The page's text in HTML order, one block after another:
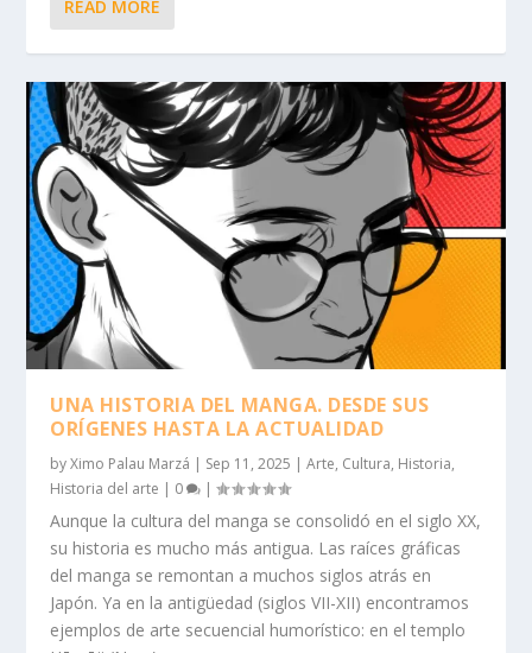
READ MORE
UNA HISTORIA DEL MANGA. DESDE SUS
ORÍGENES HASTA LA ACTUALIDAD
byXimo Palau Marzá | Sep 11, 2025 |Arte, Cultura, Historia,
Historia del arte | 0 |
Aunque la cultura del manga se consolidó en el siglo XX,
su historia es mucho más antigua. Las raíces gráficas
del manga se remontan a muchos siglos atrás en
Japón. Ya en la antigüedad (siglos VII-XII) encontramos
ejemplos de arte secuencial humorístico: en el templo